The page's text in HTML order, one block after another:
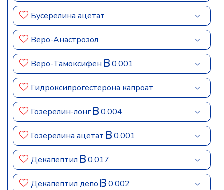
Бусерелина ацетат
Веро-Анастрозол
Веро-Тамоксифен 0.001
Гидроксипрогестерона капроат
Гозерелин-лонг 0.004
Гозерелина ацетат 0.001
Декапептил 0.017
Декапептил депо 0.002